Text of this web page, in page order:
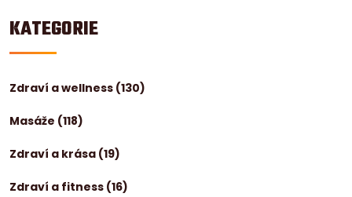
KATEGORIE
Zdraví a wellness (130)
Masáže (118)
Zdraví a krása (19)
Zdraví a fitness (16)